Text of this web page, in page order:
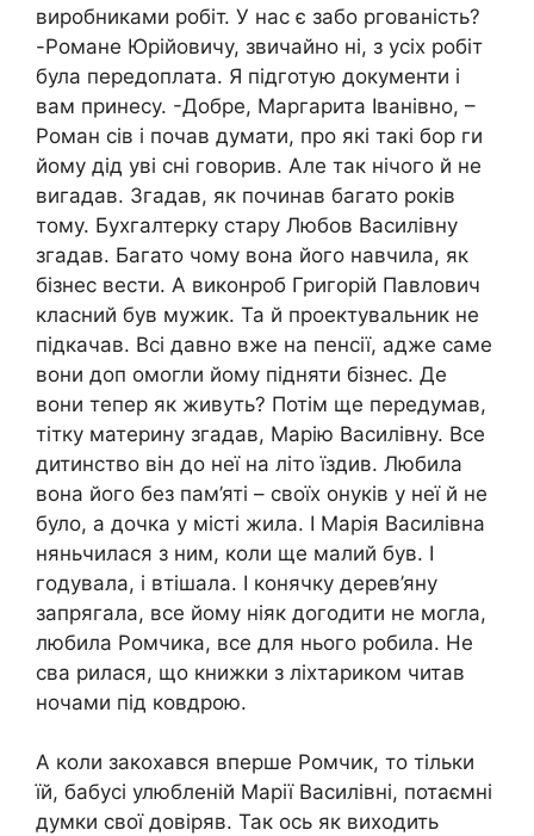
виробниками робіт. У нас є забо ргованість?
-Романе Юрійовичу, звичайно ні, з усіх робіт
була передоплата. Я підготую документи і
вам принесу. -Добре, Маргарита Іванівно, –
Роман сів і почав думати, про які такі бор ги
йому дід уві сні говорив. Але так нічого й не
вигадав. Згадав, як починав багато років
тому. Бухгалтерку стару Любов Василівну
згадав. Багато чому вона його навчила, як
бізнес вести. А виконроб Григорій Павлович
класний був мужик. Та й проектувальник не
підкачав. Всі давно вже на пенсії, адже саме
вони доп омогли йому підняти бізнес. Де
вони тепер як живуть? Потім ще передумав,
тітку материну згадав, Марію Василівну. Все
дитинство він до неї на літо їздив. Любила
вона його без пам’яті – своїх онуків у неї й не
було, а дочка у місті жила. І Марія Василівна
няньчилася з ним, коли ще малий був. І
годувала, і втішала. І конячку дерев’яну
запрягала, все йому ніяк догодити не могла,
любила Ромчика, все для нього робила. Не
сва рилася, що книжки з ліхтариком читав
ночами під ковдрою.
А коли закохався вперше Ромчик, то тільки
їй, бабусі улюбленій Марії Василівні, потаємні
думки свої довіряв. Так ось як виходить